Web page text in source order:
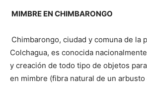
MIMBRE EN CHIMBARONGO
Chimbarongo, ciudad y comuna de la
Colchagua, es conocida
y creación de todo tipo de objetos
en mimbre (fibra natural de un